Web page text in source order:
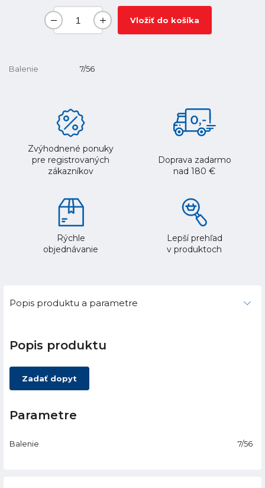
Vložiť do košíka
Balenie 7/56
Zvýhodnené ponuky
pre registrovaných
zákazníkov
Doprava zadarmo
nad 180 €
Rýchle
objednávanie
Lepší prehľad
v produktoch
Popis produktu a parametre
Popis produktu
Zadať dopyt
Parametre
Balenie 7/56